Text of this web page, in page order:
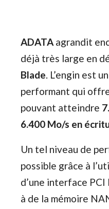
ADATA agrandit
déjà très large en
Blade. L’engin est
performant qui
pouvant atteindre
6.400 Mo/s en
Un tel niveau de
possible grâce à
d’une interface PCI
à de la mémoire